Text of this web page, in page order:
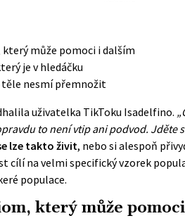
může pomoci i dalším
je v hledáčku
těle nesmí přemnožit
uživatelka TikToku Isadelfino.
to není vtip ani podvod. Jděte
lze takto živit, nebo si alespoň
cílí na velmi specifický vzorek
populace.
který může